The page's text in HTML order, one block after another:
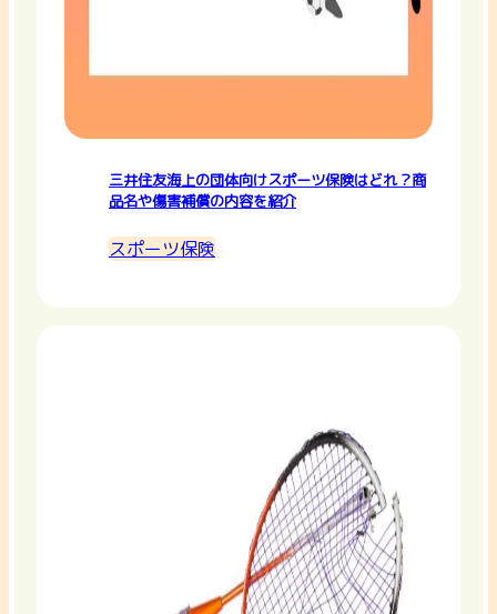
三井住友海上の団体向けスポーツ保険はどれ？商
品名や傷害補償の内容を紹介
スポーツ保険